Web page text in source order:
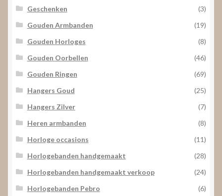
Geschenken
(3)
Gouden Armbanden
(19)
Gouden Horloges
(8)
Gouden Oorbellen
(46)
Gouden Ringen
(69)
Hangers Goud
(25)
Hangers Zilver
(7)
Heren armbanden
(8)
Horloge occasions
(11)
Horlogebanden handgemaakt
(28)
Horlogebanden handgemaakt verkoop
(24)
Horlogebanden Pebro
(6)